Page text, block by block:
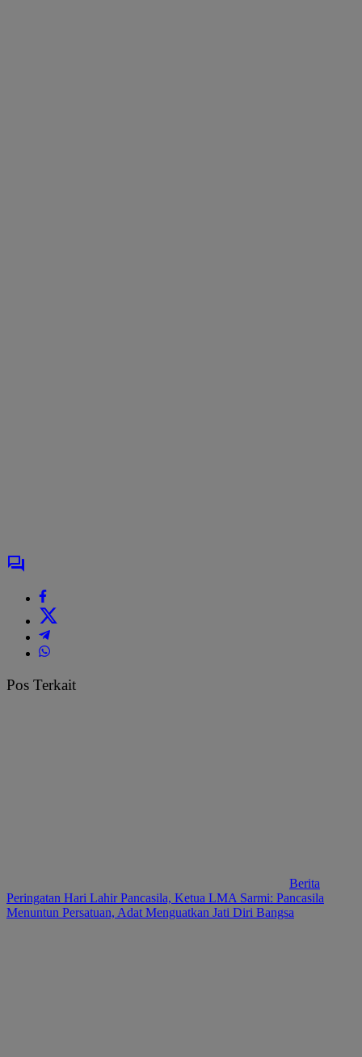
Pos Terkait
Berita
Peringatan Hari Lahir Pancasila, Ketua LMA Sarmi: Pancasila
Menuntun Persatuan, Adat Menguatkan Jati Diri Bangsa